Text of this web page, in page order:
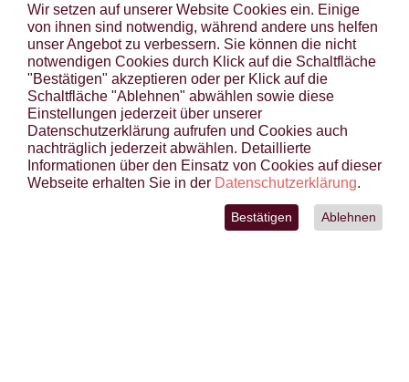
STANDORTE
TIERGESTÜTZTE THERAPIE
EINBLICKE
KONTAKT
LINKS
BRIARDS & GOS D’ATURAS VON
DER FRECHEN WILDEN HUMMEL
Wir setzen auf unserer Website Cookies ein. Einige
von ihnen sind notwendig, während andere uns helfen
unser Angebot zu verbessern. Sie können die nicht
notwendigen Cookies durch Klick auf die Schaltfläche
"Bestätigen" akzeptieren oder per Klick auf die
Schaltfläche "Ablehnen" abwählen sowie diese
Einstellungen jederzeit über unserer
Datenschutzerklärung aufrufen und Cookies auch
nachträglich jederzeit abwählen. Detaillierte
Informationen über den Einsatz von Cookies auf dieser
Webseite erhalten Sie in der Datenschutzerklärung.
Ablehnen
Bestätigen